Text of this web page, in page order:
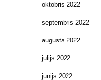
oktobris 2022
septembris 2022
augusts 2022
jūlijs 2022
jūnijs 2022